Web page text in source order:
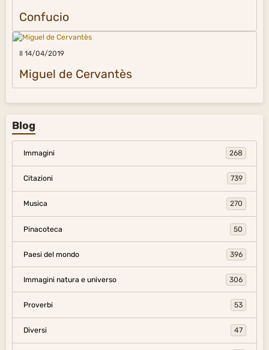
Confucio
Il 14/04/2019
Miguel de Cervantès
Blog
Immagini 268
Citazioni 739
Musica 270
Pinacoteca 50
Paesi del mondo 396
Immagini natura e universo 306
Proverbi 53
Diversi 47